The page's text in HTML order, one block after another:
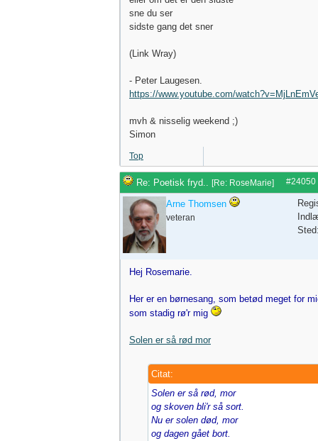
sne du ser
sidste gang det sner
(Link Wray)
- Peter Laugesen.
https://www.youtube.com/
mvh & nisselig weekend ;)
Simon
Top
#24050
Re: Poetisk fryd.. [Re: RoseMarie]
Arne Thomsen
veteran
Hej Rosemarie.
Her er en børnesang, som betød meget for
som stadig rø'r mig
Solen er så rød mor
Citat:
Solen er så rød, mor
og skoven bli'r så sort.
Nu er solen død, mor
og dagen gået bort.